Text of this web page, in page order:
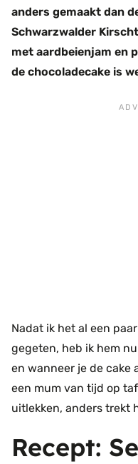
anders gemaakt dan
Schwarzwalder
met aardbeienjam en
de chocoladecake is
Nadat ik het al een
gegeten, heb ik hem
en wanneer je de cake
een mum van tijd op
uitlekken, anders trekt
Recept: